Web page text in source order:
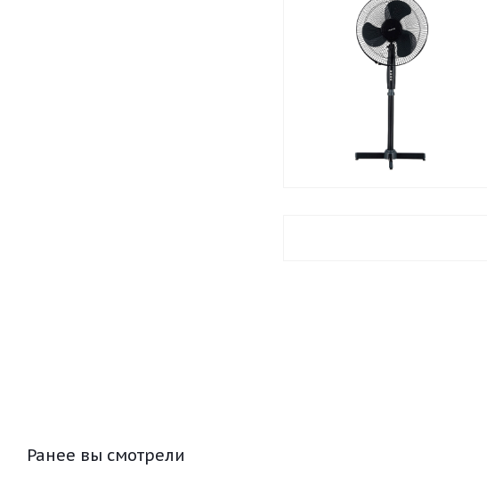
Ранее вы смотрели